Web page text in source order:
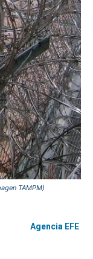
TAMPM)
Agencia EFE